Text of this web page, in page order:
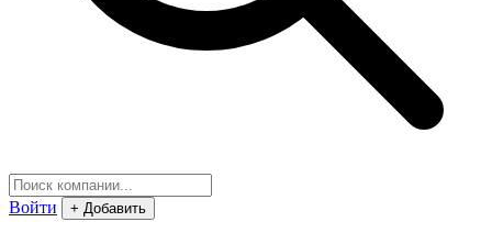
Войти + Добавить